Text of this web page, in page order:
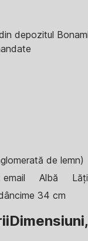
depozitul Bonami
de lemn)
Albă
34 cm